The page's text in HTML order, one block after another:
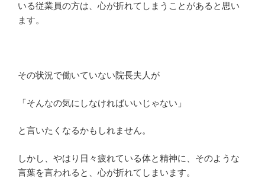
いる従業員の方は、心が折れてしまうことがあると思い
ます。
その状況で働いていない院長夫人が
「そんなの気にしなければいいじゃない」
と言いたくなるかもしれません。
しかし、やはり日々疲れている体と精神に、そのような
言葉を言われると、心が折れてしまいます。